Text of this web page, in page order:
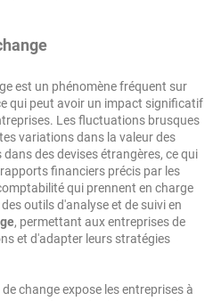
est un phénomène fréquent sur
qui peut avoir un impact significatif
Les fluctuations brusques
variations dans la valeur des
des devises étrangères, ce qui
financiers précis par les
qui prennent en charge
outils d'analyse et de suivi en
, permettant aux entreprises de
et d'adapter leurs stratégies
change expose les entreprises à